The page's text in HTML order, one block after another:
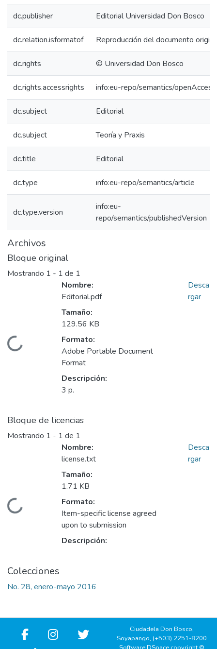
dc.publisher Editorial Universidad Don Bosco
dc.relation.isformatof Reproducción del documento
dc.rights © Universidad Don Bosco
dc.rights.accessrights info:eu-repo/semantics/openAccess
dc.subject Editorial
dc.subject Teoría y Praxis
dc.title Editorial
dc.type info:eu-repo/semantics/article
dc.type.version
info:eu-
repo/semantics/publishedVersion
Archivos
Bloque original
Mostrando 1 - 1 de 1
Cargando...
Nombre:
Editorial.pdf
Tamaño:
129.56 KB
Formato:
Adobe Portable Document
Format
Descripción:
3 p.
Desca
rgar
Bloque de licencias
Mostrando 1 - 1 de 1
Cargando...
Nombre:
license.txt
Tamaño:
1.71 KB
Formato:
Item-specific license agreed
upon to submission
Descripción:
Desca
rgar
Colecciones
No. 28, enero-mayo 2016
Ciudadela Don Bosco,
Soyapango, (+503) 2251-8200